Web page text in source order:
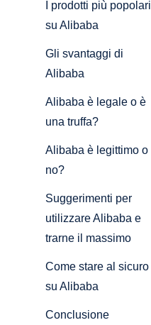
I prodotti più popolari
su Alibaba
Gli svantaggi di
Alibaba
Alibaba è legale o è
una truffa?
Alibaba è legittimo o
no?
Suggerimenti per
utilizzare Alibaba e
trarne il massimo
Come stare al sicuro
su Alibaba
Conclusione